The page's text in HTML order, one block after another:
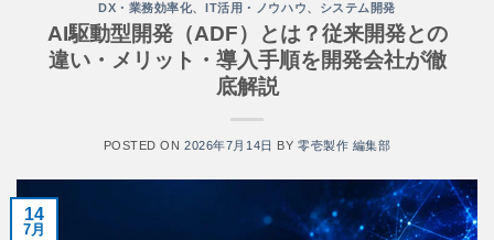
DX・業務効率化、 IT活用・ノウハウ、 システム開発
AI駆動型開発（ADF）とは？従来開発との
違い・メリット・導入手順を開発会社が徹
底解説
POSTED ON2026年7月14日 BY 零壱製作 編集部
14
7月